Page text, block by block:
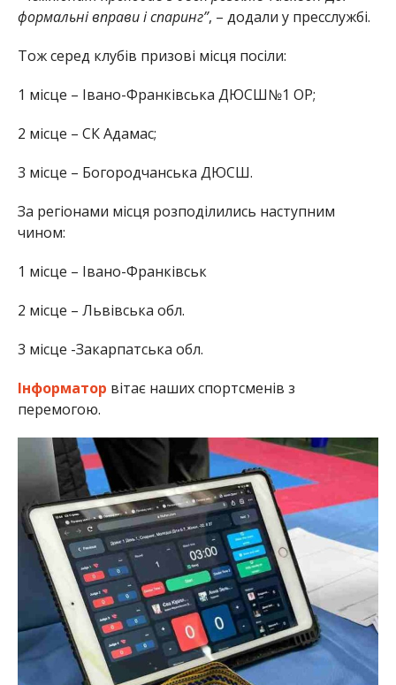
формальні вправи і спаринг”, – додали у пресслужбі.
Тож серед клубів призові місця посіли:
1 місце – Івано-Франківська ДЮСШ№1 ОР;
2 місце – СК Адамас;
3 місце – Богородчанська ДЮСШ.
За регіонами місця розподілились наступним
чином:
1 місце – Івано-Франківськ
2 місце – Львівська обл.
3 місце -Закарпатська обл.
Інформатор вітає наших спортсменів з
перемогою.